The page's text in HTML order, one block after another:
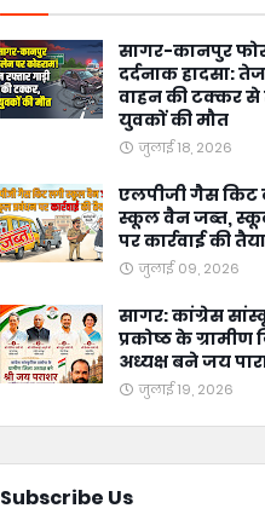
सागर-कानपुर
दर्दनाक हादसा:
वाहन की टक्कर से
युवकों की मौत
जुलाई 18, 2026
एलपीजी गैस किट
स्कूल वैन जब्त,
पर कार्रवाई की
जुलाई 09, 2026
सागर: कांग्रेस
प्रकोष्ठ के ग्रामीण
अध्यक्ष बने जय
जुलाई 19, 2026
Subscribe Us